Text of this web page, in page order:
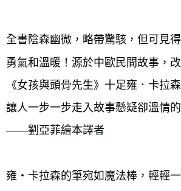
全書陰森幽微，略帶驚駭，但可見
勇氣和溫暖！源於中歐民間故事，
《女孩與頭骨先生》十足雍．卡拉
讓人一步一步走入故事懸疑卻溫情的
——劉亞菲繪本譯者
雍・卡拉森的筆宛如魔法棒，輕輕